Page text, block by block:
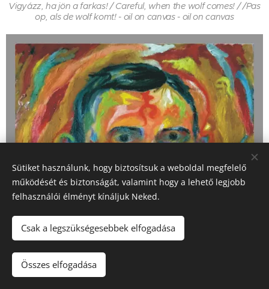
Vigyázz, ha jön a farkas! / Careful, when the wolf comes! / /Pas
op, als de wolf komt! - oil on canvas - oil on canvas
Sütiket használunk, hogy biztosítsuk a weboldal megfelelő
működését és biztonságát, valamint hogy a lehető legjobb
felhasználói élményt kínáljuk Neked.
Csak a legszükségesebbek elfogadása
Összes elfogadása